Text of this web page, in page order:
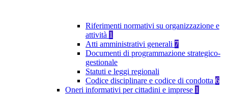
Riferimenti normativi su organizzazione e
attività 1
Atti amministrativi generali 7
Documenti di programmazione strategico-
gestionale
Statuti e leggi regionali
Codice disciplinare e codice di condotta 6
Oneri informativi per cittadini e imprese 1